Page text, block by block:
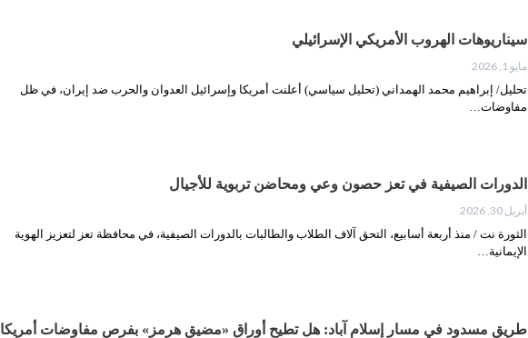
سيناريوهات الهروب الأمريكي الإسرائيلي
مايو 1, 2026
تحليل/ إبراهيم محمد الهمداني (تحليل سياسي) أعلنت أمريكا وإسرائيل العدوان والحرب ضد إيران، في ظل
مفاوضات…
الدورات الصيفية في تعز حصون وعي ومحاضن تربوية للأجيال
أبريل 30, 2026
الثورة نت / منذ أربعة أسابيع، التحق آلاف الطلاب والطالبات بالدورات الصيفية، في محافظة تعز لتعزيز الهوية
الإيمانية…
طريق مسدود في مسار إسلام آباد: هل تطيح أوراق «مضيق هرمز» بفرص مفاوضات أمريكا